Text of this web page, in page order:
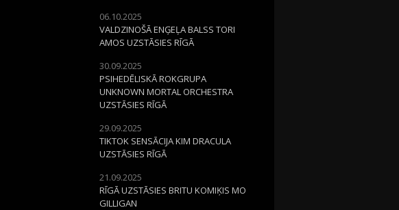
06.10.2025
VALDZINOŠĀ ENĢEĻA BALSS TORI
AMOS UZSTĀSIES RĪGĀ
30.09.2025
PSIHEDĒLISKĀ ROKGRUPA
UNKNOWN MORTAL ORCHESTRA
UZSTĀSIES RĪGĀ
29.09.2025
TIKTOK SENSĀCIJA KIM DRACULA
UZSTĀSIES RĪGĀ
21.09.2025
RĪGĀ UZSTĀSIES BRITU KOMIĶIS MO
GILLIGAN